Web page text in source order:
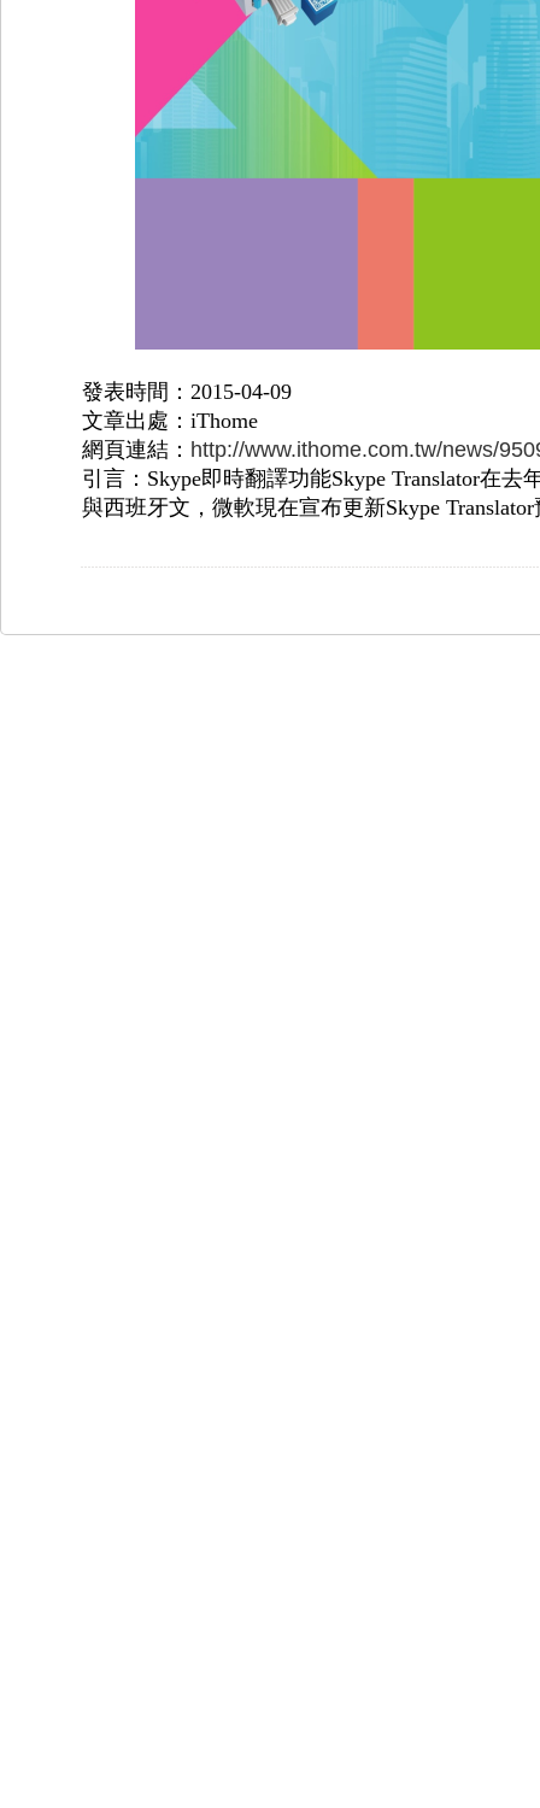
發表時間：2015-04-09
文章出處：iThome
網頁連結： http://www.ithome.com.tw/news/
引言：Skype即時翻譯功能Skype Translator在
與西班牙文，微軟現在宣布更新Skype